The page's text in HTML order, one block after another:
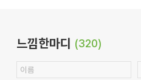
느낌한마디 (320)